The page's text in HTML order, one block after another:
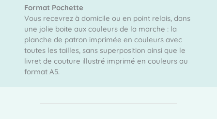
Format Pochette
Vous recevrez à domicile ou en point relais, dans
une jolie boite aux couleurs de la marche : la
planche de patron imprimée en couleurs avec
toutes les tailles, sans superposition ainsi que le
livret de couture illustré imprimé en couleurs au
format A5.